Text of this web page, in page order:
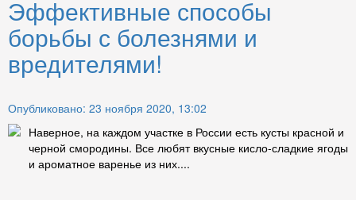
Эффективные способы
борьбы с болезнями и
вредителями!
Опубликовано: 23 ноября 2020, 13:02
Наверное, на каждом участке в России есть кусты красной и
черной смородины. Все любят вкусные кисло-сладкие ягоды
и ароматное варенье из них....